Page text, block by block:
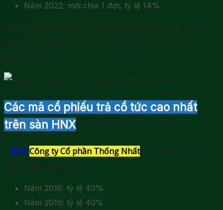
Năm 2022: mới chia 1 đợt, tỷ lệ 14%
Giá cổ phiếu VNM tại thời điểm viết bài là 70,3k, khối
lượng giao dịch trung bình là khoảng gần 2 triệu cổ
phiếu/phiên.
Các mã cổ phiếu trả cổ tức cao nhất
trên sàn HNX
+ BAX: Công ty Cổ phần Thống Nhất với lịch sử trả cổ tức
bằng tiền mặt như sau:
Năm 2018: tỷ lệ 40%
Năm 2019: tỷ lệ 40%